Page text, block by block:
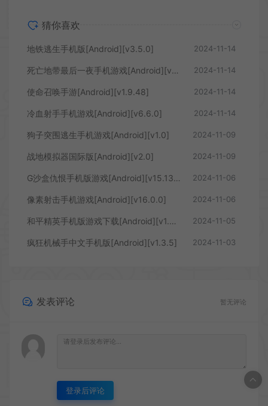
猜你喜欢
地铁逃生手机版[Android][v3.5.0] 2024-11-14
死亡地带最后一夜手机游戏[Android][v1.0.5] 2024-11-14
使命召唤手游[Android][v1.9.48] 2024-11-14
冷血射手手机游戏[Android][v6.6.0] 2024-11-14
狗子突围逃生手机游戏[Android][v1.0] 2024-11-09
战地模拟器国际版[Android][v2.0] 2024-11-09
G沙盒仇恨手机版游戏[Android][v15.13.19] 2024-11-06
像素射击手机游戏[Android][v16.0.0] 2024-11-06
和平精英手机版游戏下载[Android][v1.29.13] 2024-11-05
疯狂机械手中文手机版[Android][v1.3.5] 2024-11-03
发表评论 暂无评论
登录后评论